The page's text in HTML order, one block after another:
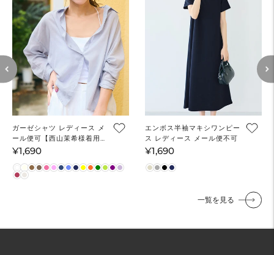
ガーゼシャツ レディース メ
ール便可【西山茉希様着用】
mrb
通
常
価
¥1,690
エンボス半袖マキシワンピー
ス レディース メール便不可
通
常
¥1,690
一覧を見る